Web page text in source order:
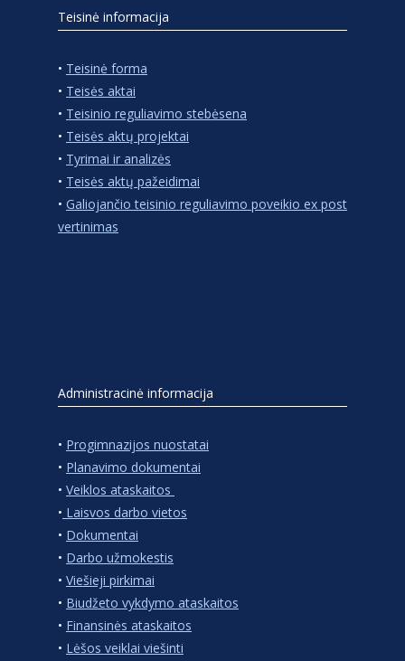
Teisinė informacija
• Teisinė forma
• Teisės aktai
• Teisinio reguliavimo stebėsena
• Teisės aktų projektai
• Tyrimai ir analizės
• Teisės aktų pažeidimai
• Galiojančio teisinio reguliavimo poveikio ex post
vertinimas
Administracinė informacija
• Progimnazijos nuostatai
• Planavimo dokumentai
• Veiklos ataskaitos
• Laisvos darbo vietos
• Dokumentai
• Darbo užmokestis
• Viešieji pirkimai
• Biudžeto vykdymo ataskaitos
• Finansinės ataskaitos
• Lėšos veiklai viešinti